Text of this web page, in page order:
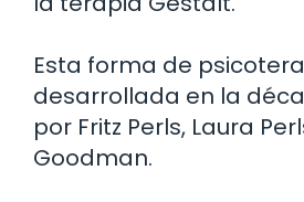
Esta forma de
desarrollada en la
por Fritz Perls, Laura
Goodman.